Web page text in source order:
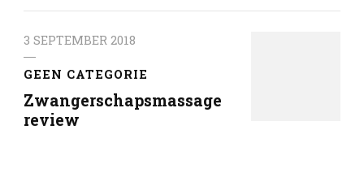
3 SEPTEMBER 2018
GEEN CATEGORIE
Zwangerschapsmassage
review